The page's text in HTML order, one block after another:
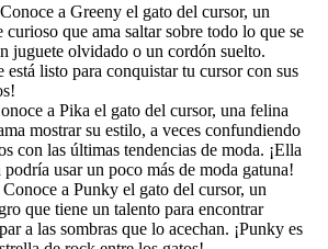
a Greeny el gato del cursor, un
curioso que ama saltar sobre todo lo que se
juguete olvidado o un cordón suelto.
está listo para conquistar tu cursor con sus
a Pika el gato del cursor, una felina
mostrar su estilo, a veces confundiendo
con las últimas tendencias de moda. ¡Ella
podría usar un poco más de moda gatuna!
a Punky el gato del cursor, un
que tiene un talento para encontrar
a las sombras que lo acechan. ¡Punky es